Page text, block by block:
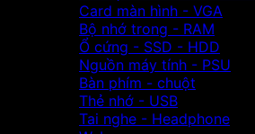
Card màn hình - VGA
Bộ nhớ trong - RAM
Ổ cứng - SSD - HDD
Nguồn máy tính - PSU
Bàn phím - chuột
Thẻ nhớ - USB
Tai nghe - Headphone